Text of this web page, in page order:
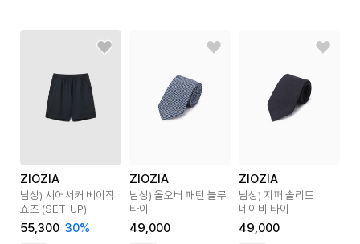
ZIOZIA
남성) 시어서커 베이직
쇼츠 (SET-UP)
55,300 30%
ZIOZIA
남성) 올오버 패턴 블루
타이
49,000
ZIOZIA
남성) 지퍼 솔리드
네이비 타이
49,000